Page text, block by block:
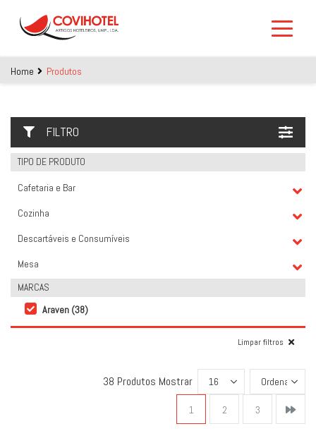
Home Produtos
FILTRO
TIPO DE PRODUTO
Cafetaria e Bar
Cozinha
Descartáveis e Consumíveis
Mesa
MARCAS
Araven (38)
Limpar filtros
38 Produtos Mostrar
1 2 3